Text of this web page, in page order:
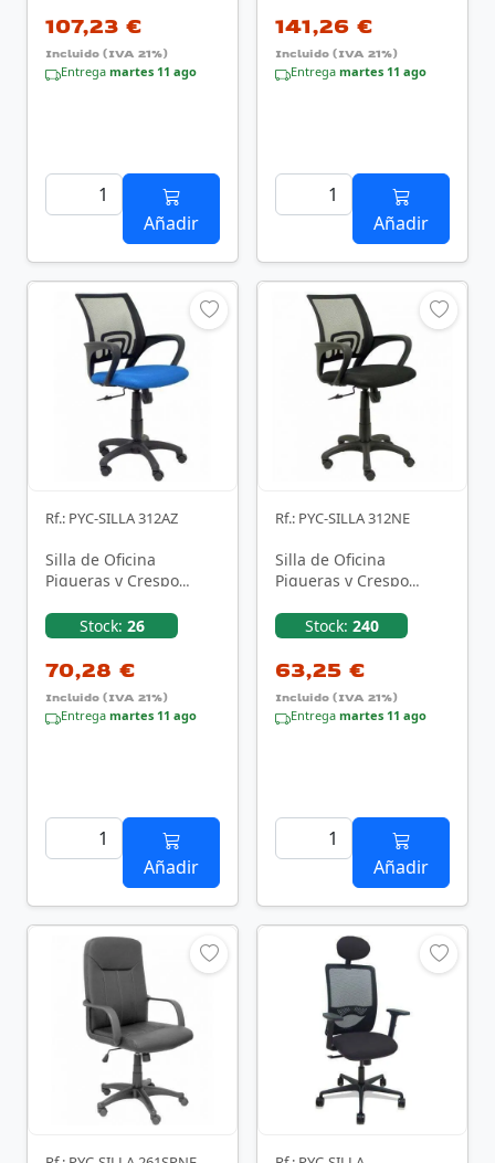
107,23 €
Incluido (IVA 21%)
Entrega martes 11 ago
Añadir
141,26 €
Incluido (IVA 21%)
Entrega martes 11 ago
Añadir
Rf.: PYC-SILLA 312AZ
Silla de Oficina
Piqueras y Crespo
Stock: 26
70,28 €
Incluido (IVA 21%)
Entrega martes 11 ago
Añadir
Rf.: PYC-SILLA 312NE
Silla de Oficina
Piqueras y Crespo
Stock: 240
63,25 €
Incluido (IVA 21%)
Entrega martes 11 ago
Añadir